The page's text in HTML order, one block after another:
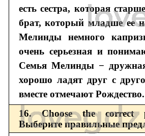
есть сестра, которая
брат, который младше ее
Мелинды немного
очень серьезная и
Семья Мелинды −
хорошо ладят друг с
вместе отмечают Рождество.
16. Choose the correct
Выберите правильные